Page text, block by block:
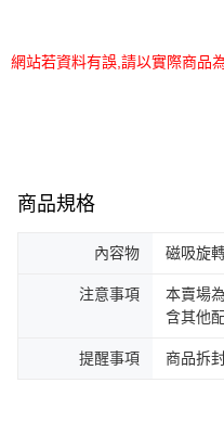
網站若資料有誤,請以實際商品
商品規格
內容物 磁吸旋
注意事項
本賣場
含其他
提醒事項 商品拆